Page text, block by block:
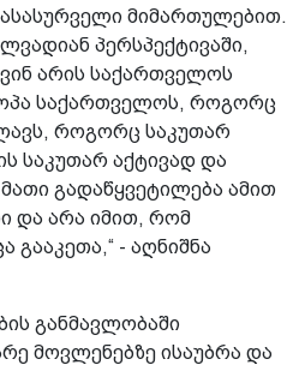
მიმართულებით.
პერსპექტივაში,
არის საქართველოს
საქართველოს, როგორც
როგორც საკუთარ
საკუთარ აქტივად და
გადაწყვეტილება ამით
და არა იმით, რომ
- აღნიშნა
განმავლობაში
მოვლენებზე ისაუბრა და